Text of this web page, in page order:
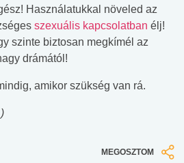
Használatukkal növeled az
szexuális kapcsolatban élj!
szinte biztosan megkímél az
drámától!
amikor szükség van rá.
MEGOSZTOM